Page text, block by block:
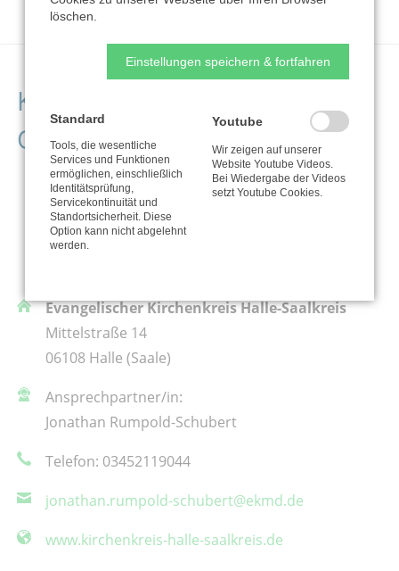
Kontaktdaten der
Organisation
Evangelischer Kirchenkreis Halle-Saalkreis
Mittelstraße 14
06108 Halle (Saale)
Ansprechpartner/in:
Jonathan Rumpold-Schubert
Telefon: 03452119044
jonathan.rumpold-schubert@ekmd.de
www.kirchenkreis-halle-saalkreis.de
löschen.
Einstellungen speichern & fortfahren
Standard
Tools, die wesentliche
Services und Funktionen
ermöglichen, einschließlich
Identitätsprüfung,
Servicekontinuität und
Standortsicherheit. Diese
Option kann nicht abgelehnt
werden.
Youtube
Wir zeigen auf unserer
Website Youtube Videos.
Bei Wiedergabe der Videos
setzt Youtube Cookies.